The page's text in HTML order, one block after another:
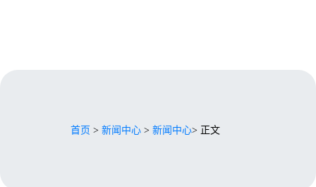
首页 > 新闻中心 > 新闻中心> 正文